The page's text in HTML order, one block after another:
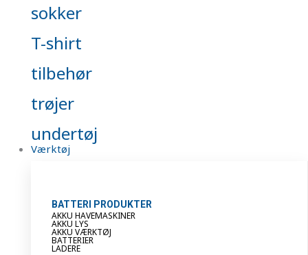
sokker
T-shirt
tilbehør
trøjer
undertøj
Værktøj
BATTERI PRODUKTER
AKKU HAVEMASKINER
AKKU LYS
AKKU VÆRKTØJ
BATTERIER
LADERE